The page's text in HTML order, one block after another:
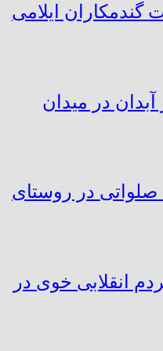
گندمکاران ایلامی
در میدان
صلواتی در روستای
انقلابی خوی در